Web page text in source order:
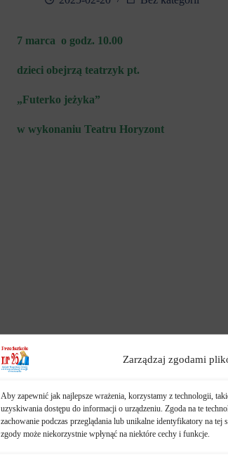
Zarządzaj zgodami
Aby zapewnić jak najlepsze wrażenia, korzystamy z technologii,
uzyskiwania dostępu do informacji o urządzeniu. Zgoda na te
zachowanie podczas przeglądania lub unikalne identyfikatory na
zgody może niekorzystnie wpłynąć na niektóre cechy i funkcje.
7 marca o godz. 10.00
dzieci obejrzą teatrzyk pt.
„Futerko jeżyka”
w wykonaniu Teatru Horyzont